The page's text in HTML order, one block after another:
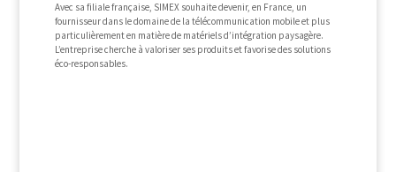
Avec sa filiale française, SIMEX souhaite devenir, en France, un
fournisseur dans le domaine de la télécommunication mobile et plus
particulièrement en matière de matériels d’intégration paysagère.
L’entreprise cherche à valoriser ses produits et favorise des solutions
éco-responsables.